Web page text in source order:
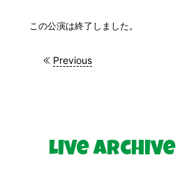
この公演は終了しました。
Previous
Live Archive